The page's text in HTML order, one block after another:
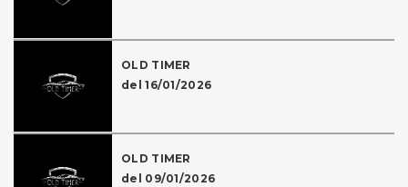
OLD TIMER
del 16/01/2026
OLD TIMER
del 09/01/2026